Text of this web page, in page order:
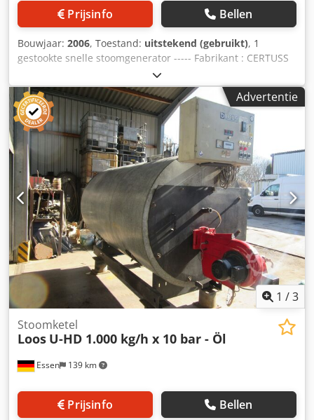
Prijsinfo Bellen
Bouwjaar: 2006, Toestand: uitstekend (gebruikt), 1
gestookte snelle stoomgenerator ----- Fabrikant : CERTUSS
Type : Universeel Capaciteit : 1.800 kg/h Warmtevermogen
max : 1.311 kW Werkoverdruk : 16 bar Testdruk : 57 bar
Watercapaciteit ongeveer : 218 ltr Verwarmingsoppervlak :
23,7 m² CE-markering : CE 0035 Bouwjaar : 2006 uitgerust
met Certuss gasbrander, gascontrole systeem,
bedieningskast, gemonteerd op het ketellichaam en de
bestaande grove en fijne fittingen met
voedingswatermodule, gemonteerd op basisframe,
Dcedpjikvdqjfx Ah Ijk bestaande uit: Controlekast, VA
voedingswatertank, Speck voedingswaterpomp,
doseertank, afblaastank.
Advertentie
1 /3
Essen 139 km
Stoomketel
Loos U-HD 1.000 kg/h x 10 bar - Öl
Prijsinfo Bellen